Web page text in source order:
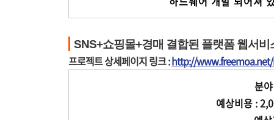
SNS+쇼핑몰+경매 결합된 플랫폼 웹서비
프로젝트 상세페이지 링크 :http://www.freemoa.net/
분
예상비용 :